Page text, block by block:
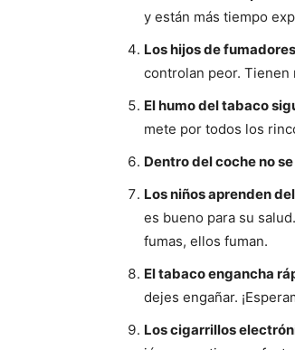
y están más tiempo
Los hijos de
controlan peor. Tienen
El humo del tabaco
mete por todos los
Dentro del coche no
Los niños aprenden
es bueno para su
fumas, ellos fuman.
El tabaco engancha
dejes engañar.
Los cigarrillos